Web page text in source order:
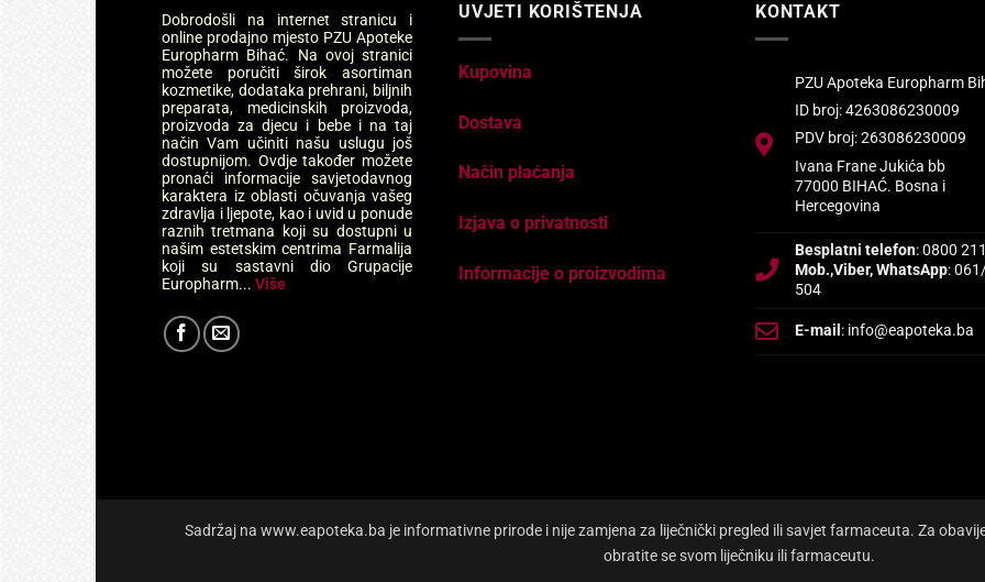
Dobrodošli na internet stranicu i
online prodajno mjesto PZU Apoteke
Europharm Bihać. Na ovoj stranici
možete poručiti širok asortiman
kozmetike, dodataka prehrani, biljnih
preparata, medicinskih proizvoda,
proizvoda za djecu i bebe i na taj
način Vam učiniti našu uslugu još
dostupnijom. Ovdje također možete
pronaći informacije savjetodavnog
karaktera iz oblasti očuvanja vašeg
zdravlja i ljepote, kao i uvid u ponude
raznih tretmana koji su dostupni u
našim estetskim centrima Farmalija
koji su sastavni dio Grupacije
Europharm... Više
UVJETI KORIŠTENJA
Kupovina
Dostava
Način plaćanja
Izjava o privatnosti
Informacije o proizvodima
KONTAKT
PZU Apoteka Europharm
ID broj: 4263086230009
PDV broj: 263086230009
Ivana Frane Jukića bb
77000 BIHAĆ. Bosna i
Hercegovina
Besplatni telefon: 0800
Mob.,Viber, WhatsApp:
504
E-mail : info@eapoteka.ba
Sadržaj na www.eapoteka.ba je informativne prirode i nije zamjena za liječnički pregled ili savjet farmaceuta. Za
obratite se svom liječniku ili farmaceutu.